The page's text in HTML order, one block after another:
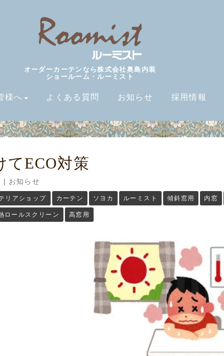
オーダーカーテンなら株式会社奥島内装
ショールーム・ルーミスト
様へ よくある質問 お知らせ 採用情報
てECO対策
お知らせ
リアショップ カーテン ソヨカ ルーミスト 傾斜窓用 内窓
ロールスクリーン 高窓用